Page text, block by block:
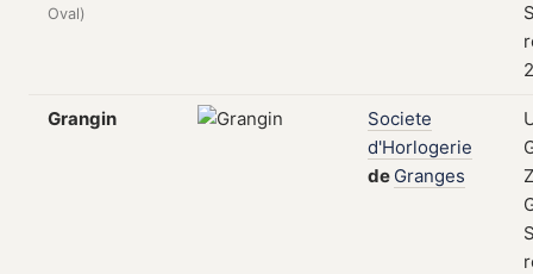
Oval)
Grangin
Societe
d'Horlogerie
de Granges